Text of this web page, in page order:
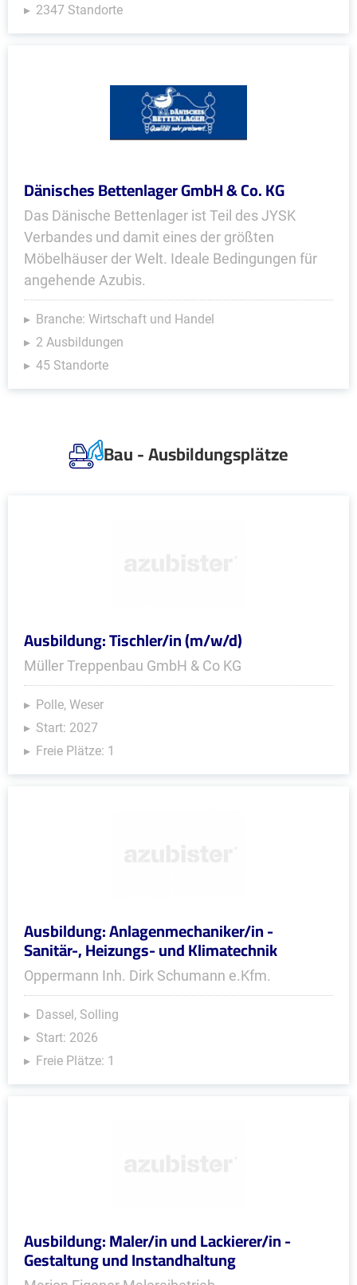
2347 Standorte
Dänisches Bettenlager GmbH & Co. KG
Das Dänische Bettenlager ist Teil des JYSK
Verbandes und damit eines der größten
Möbelhäuser der Welt. Ideale Bedingungen für
angehende Azubis.
Branche: Wirtschaft und Handel
2 Ausbildungen
45 Standorte
Bau - Ausbildungsplätze
Ausbildung: Tischler/in (m/w/d)
Müller Treppenbau GmbH & Co KG
Polle, Weser
Start: 2027
Freie Plätze: 1
Ausbildung: Anlagenmechaniker/in -
Sanitär-, Heizungs- und Klimatechnik
Oppermann Inh. Dirk Schumann e.Kfm.
Dassel, Solling
Start: 2026
Freie Plätze: 1
Ausbildung: Maler/in und Lackierer/in -
Gestaltung und Instandhaltung